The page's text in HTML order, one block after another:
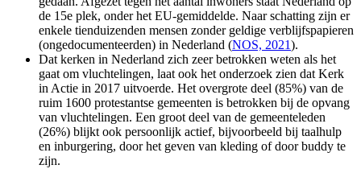
de 15e plek, onder het EU-gemiddelde. Naar schatting zijn er
enkele tienduizenden mensen zonder geldige verblijfspapieren
(ongedocumenteerden) in Nederland (NOS, 2021).
Dat kerken in Nederland zich zeer betrokken weten als het
gaat om vluchtelingen, laat ook het onderzoek zien dat Kerk
in Actie in 2017 uitvoerde. Het overgrote deel (85%) van de
ruim 1600 protestantse gemeenten is betrokken bij de opvang
van vluchtelingen. Een groot deel van de gemeenteleden
(26%) blijkt ook persoonlijk actief, bijvoorbeeld bij taalhulp
en inburgering, door het geven van kleding of door buddy te
zijn.